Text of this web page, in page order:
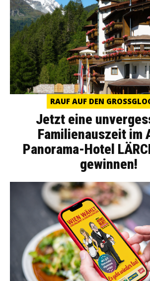
RAUF AUF DEN
Jetzt eine
Familienauszeit im
Panorama-Hotel
gewinnen!